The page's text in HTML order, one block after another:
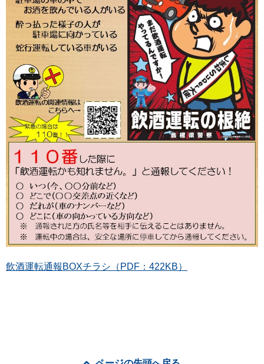
飲酒運転通報BOXチラシ（PDF：422KB）